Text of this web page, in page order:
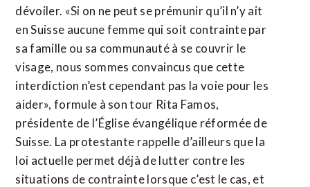
dévoiler. «Si on ne peut se prémunir qu’il n’y ait
en Suisse aucune femme qui soit contrainte par
sa famille ou sa communauté à se couvrir le
visage, nous sommes convaincus que cette
interdiction n’est cependant pas la voie pour les
aider», formule à son tour Rita Famos,
présidente de l’Église évangélique réformée de
Suisse. La protestante rappelle d’ailleurs que la
loi actuelle permet déjà de lutter contre les
situations de contrainte lorsque c’est le cas, et